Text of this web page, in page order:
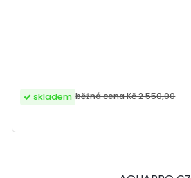
běžná cenaKč 2 550,00
skladem